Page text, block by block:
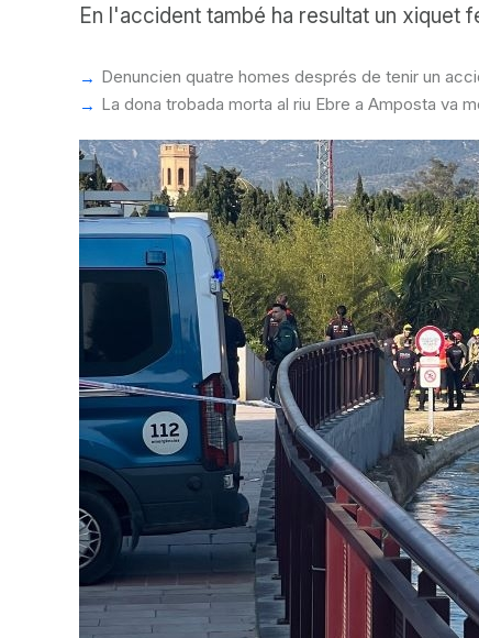
En l'accident també ha resultat un xiquet
Denuncien quatre homes després de tenir un
La dona trobada morta al riu Ebre a Amposta va